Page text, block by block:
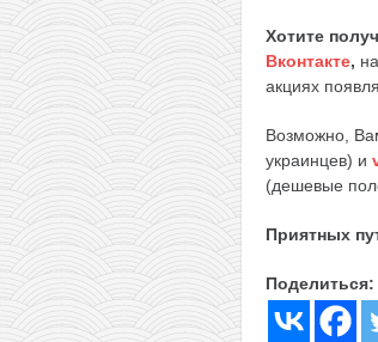
Хотите
Вконтакте, на
акциях
Возможно,
украинцев) и
(дешевые
Приятных
Поделиться: